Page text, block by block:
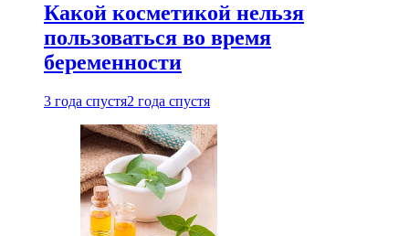
Какой косметикой нельзя
пользоваться во время
беременности
3 года спустя2 года спустя